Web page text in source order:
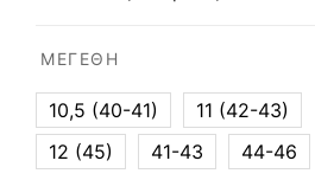
ΜΕΓΈΘΗ
10,5 (40-41)
11 (42-43)
12 (45)
41-43 44-46